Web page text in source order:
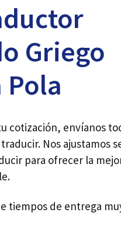
Griego
Pola
cotización, envíanos
Nos ajustamos
para ofrecer la
tiempos de entrega